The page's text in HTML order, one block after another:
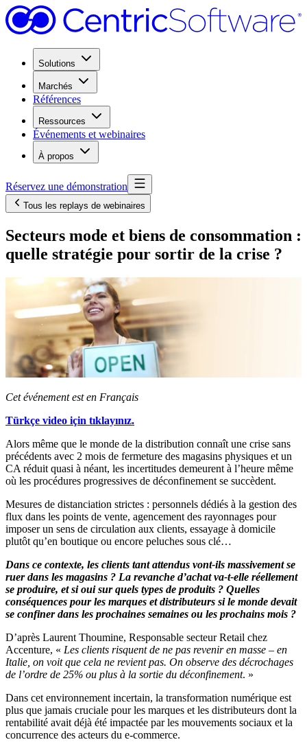
Solutions
Marchés
Références
Ressources
Événements et webinaires
À propos
Réservez une démonstration
Tous les replays de webinaires
Secteurs mode et biens de consommation :
quelle stratégie pour sortir de la crise ?
Cet événement est en Français
Türkçe video için tıklayınız.
Alors même que le monde de la distribution connaît une crise sans
précédents avec 2 mois de fermeture des magasins physiques et un
CA réduit quasi à néant, les incertitudes demeurent à l’heure même
où les procédures progressives de déconfinement se succèdent.
Mesures de distanciation strictes : personnels dédiés à la gestion des
flux dans les points de vente, agencement des rayonnages pour
imposer un sens de circulation aux clients, essayage à domicile
plutôt qu’en boutique ou encore peluches sous clé…
Dans ce contexte, les clients tant attendus vont-ils massivement se
ruer dans les magasins ? La revanche d’achat va-t-elle réellement
se produire, et si oui sur quels types de produits ? Quelles
conséquences pour les marques et distributeurs si le monde devait
se confiner dans les prochaines semaines ou les prochains mois ?
D’après Laurent Thoumine, Responsable secteur Retail chez
Accenture, « Les clients risquent de ne pas revenir en masse – en
Italie, on voit que cela ne revient pas. On observe des décrochages
de l’ordre de 25% ou plus à la sortie du déconfinement. »
Dans cet environnement incertain, la transformation numérique est
plus que jamais cruciale pour les marques et les distributeurs dont la
rentabilité avait déjà été impactée par les mouvements sociaux et la
concurrence des acteurs du e-commerce.